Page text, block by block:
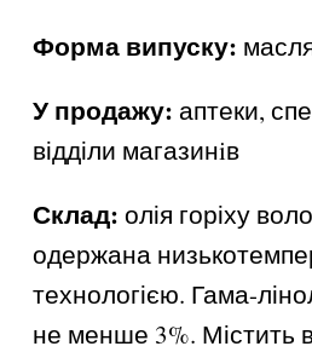
Форма випуску:
У продажу: аптеки,
відділи магазинiв
Склад: олія горіху
одержана
технологією. Гама-
не менше 3%. Містить